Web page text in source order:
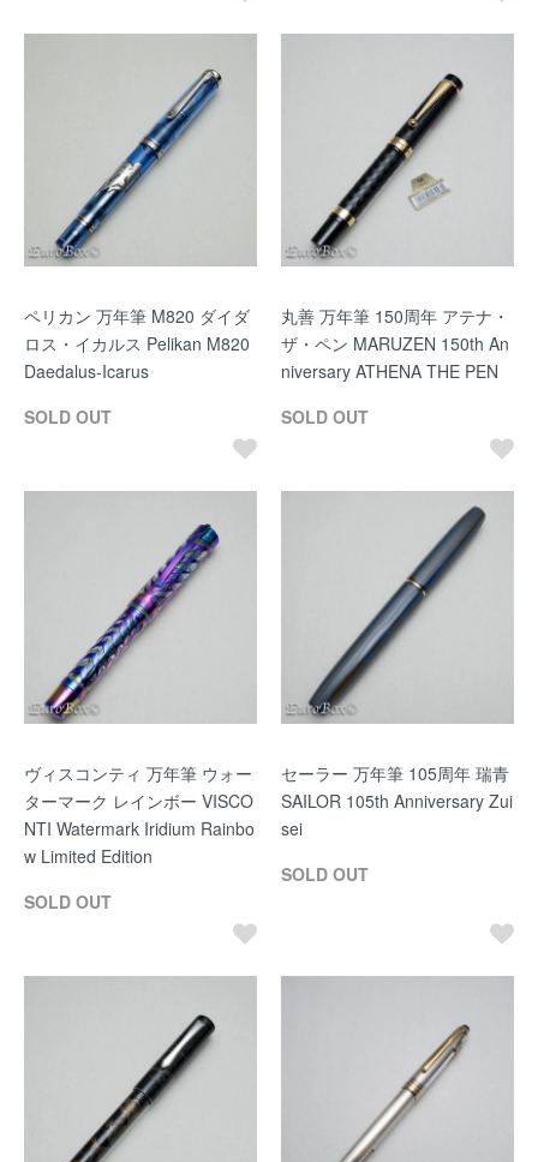
ペリカン 万年筆 M820 ダイダ
ロス・イカルス Pelikan M820
Daedalus-Icarus
SOLD OUT
丸善 万年筆 150周年 アテナ・
ザ・ペン MARUZEN 150th An
niversary ATHENA THE PEN
SOLD OUT
ヴィスコンティ 万年筆 ウォー
ターマーク レインボー VISCO
NTI Watermark Iridium Rainbo
w Limited Edition
SOLD OUT
セーラー 万年筆 105周年 瑞青
SAILOR 105th Anniversary Zui
sei
SOLD OUT